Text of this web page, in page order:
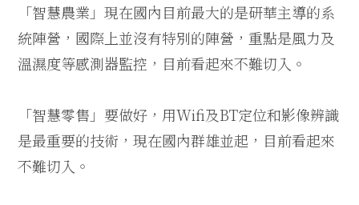
「智慧農業」現在國內目前最大的是研華主導的系
統陣營，國際上並沒有特別的陣營，重點是風力及
溫濕度等感測器監控，目前看起來不難切入。
「智慧零售」要做好，用Wifi及BT定位和影像辨識
是最重要的技術，現在國內群雄並起，目前看起來
不難切入。